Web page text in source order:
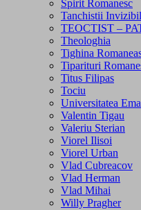
Spirit Romanesc
Tanchistii
TEOCTIST –
Theologhia
Tighina
Tiparituri
Titus Filipas
Tociu
Universitatea
Valentin Tigau
Valeriu Sterian
Viorel Ilisoi
Viorel Urban
Vlad Cubreacov
Vlad Herman
Vlad Mihai
Willy Pragher